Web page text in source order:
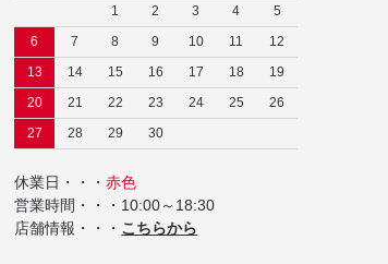
1
2 3 4
5
6
7 8 9 10 11
12
13
14 15 16 17 18
19
20
21 22 23 24 25
26
27
28 29 30
休業日・・・赤色
営業時間・・・10:00～18:30
店舗情報・・・ こちらから